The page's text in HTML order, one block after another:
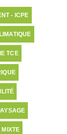
- ICPE
TCE
MIXTE